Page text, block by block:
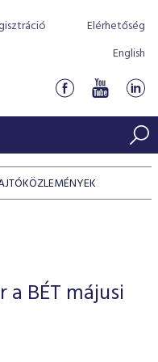
Elérhetőség
English
bevezetését
BÉT májusi